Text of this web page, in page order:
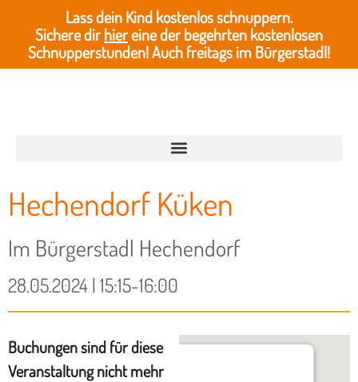
Lass dein Kind kostenlos schnuppern.
Sichere dirhiereine der begehrten kostenlosen
Schnupperstunden! Auch freitags im Bürgerstadl!
Hechendorf Küken
Im Bürgerstadl Hechendorf
28.05.2024 | 15:15-16:00
Buchungen sind für diese
Veranstaltung nicht mehr